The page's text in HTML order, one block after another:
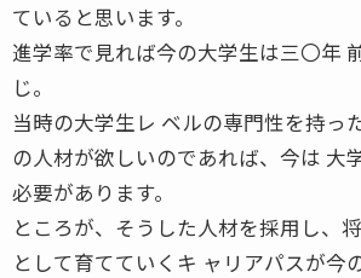
ていると思います。
進学率で見れば今の大学生は三〇年
じ。
当時の大学生レ ベルの専門性を持っ
の人材が欲しいのであれば、今は 大
必要があります。
ところが、そうした人材を採用し、
として育てていくキ ャリアパスが今